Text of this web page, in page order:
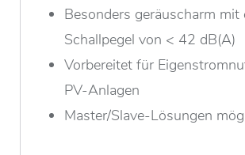
Besonders geräuscharm mit
Schallpegel von < 42 dB(A)
Vorbereitet für
PV-Anlagen
Master/Slave-Lösungen